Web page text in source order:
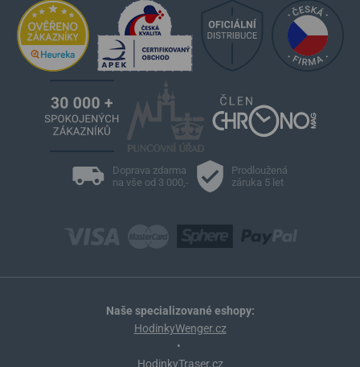
Doprava zdarma
na vše od 3 000,-
Prodloužená
záruka 5 let
Naše specializované eshopy:
HodinkyWenger.cz
•
HodinkyTraser.cz